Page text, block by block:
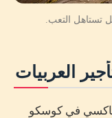
تستاهل التعب.
في كوسكو